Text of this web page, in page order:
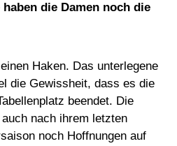
die Damen noch die
Haken. Das unterlegene
die Gewissheit, dass es die
beendet. Die
nach ihrem letzten
noch Hoffnungen auf